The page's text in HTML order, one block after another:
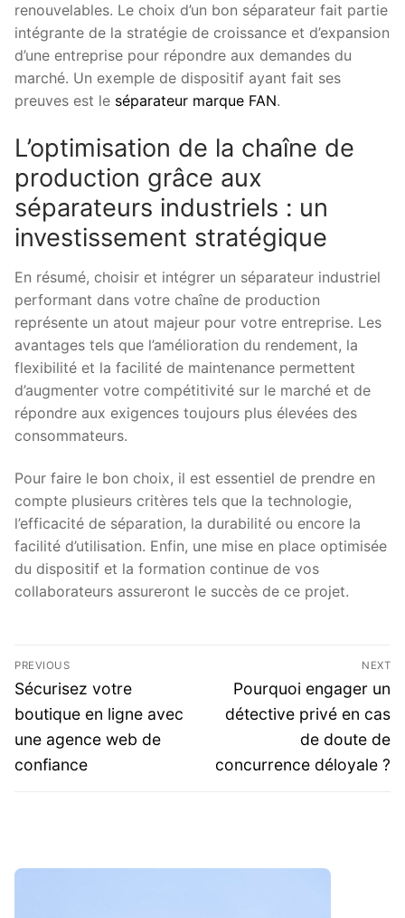
renouvelables. Le choix d’un bon séparateur fait partie
intégrante de la stratégie de croissance et d’expansion
d’une entreprise pour répondre aux demandes du
marché. Un exemple de dispositif ayant fait ses
preuves est le séparateur marque FAN.
L’optimisation de la chaîne de
production grâce aux
séparateurs industriels : un
investissement stratégique
En résumé, choisir et intégrer un séparateur industriel
performant dans votre chaîne de production
représente un atout majeur pour votre entreprise. Les
avantages tels que l’amélioration du rendement, la
flexibilité et la facilité de maintenance permettent
d’augmenter votre compétitivité sur le marché et de
répondre aux exigences toujours plus élevées des
consommateurs.
Pour faire le bon choix, il est essentiel de prendre en
compte plusieurs critères tels que la technologie,
l’efficacité de séparation, la durabilité ou encore la
facilité d’utilisation. Enfin, une mise en place optimisée
du dispositif et la formation continue de vos
collaborateurs assureront le succès de ce projet.
Post
navigation
PREVIOUS
Previous
post:
Sécurisez votre
boutique en ligne avec
une agence web de
confiance
NEXT
Next
post:
Pourquoi engager un
détective privé en cas
de doute de
concurrence déloyale ?